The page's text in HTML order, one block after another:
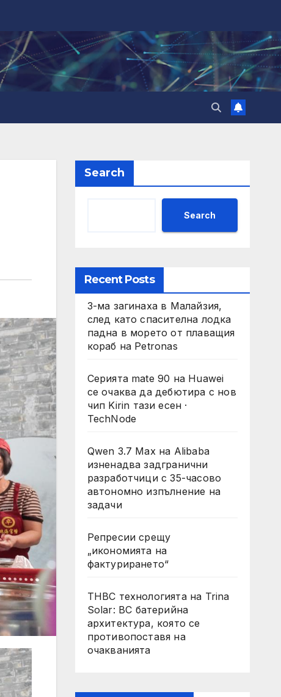
Search
Search
Recent Posts
3-ма загинаха в Малайзия,
след като спасителна лодка
падна в морето от плаващия
кораб на Petronas
Серията mate 90 на Huawei
се очаква да дебютира с нов
чип Kirin тази есен ·
TechNode
Qwen 3.7 Max на Alibaba
изненадва задгранични
разработчици с 35-часово
автономно изпълнение на
задачи
Репресии срещу
„икономията на
фактурирането“
THBC технологията на Trina
Solar: BC батерийна
архитектура, която се
противопоставя на
очакванията